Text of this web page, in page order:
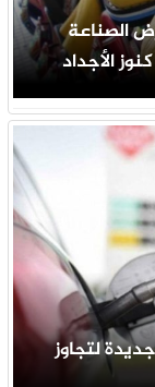
الصناعة
الأجداد
لتجاوز